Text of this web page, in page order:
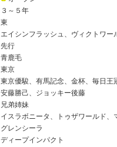
３～５年
東
エイシンフラッシュ、ヴィクトワー
先行
青鹿毛
東京
東京優駿、有馬記念、金杯、毎日王
安藤勝己、ジョッキー後藤
兄弟姉妹
イスラボニータ、トゥザワールド、
グレンシーラ
ディープインパクト